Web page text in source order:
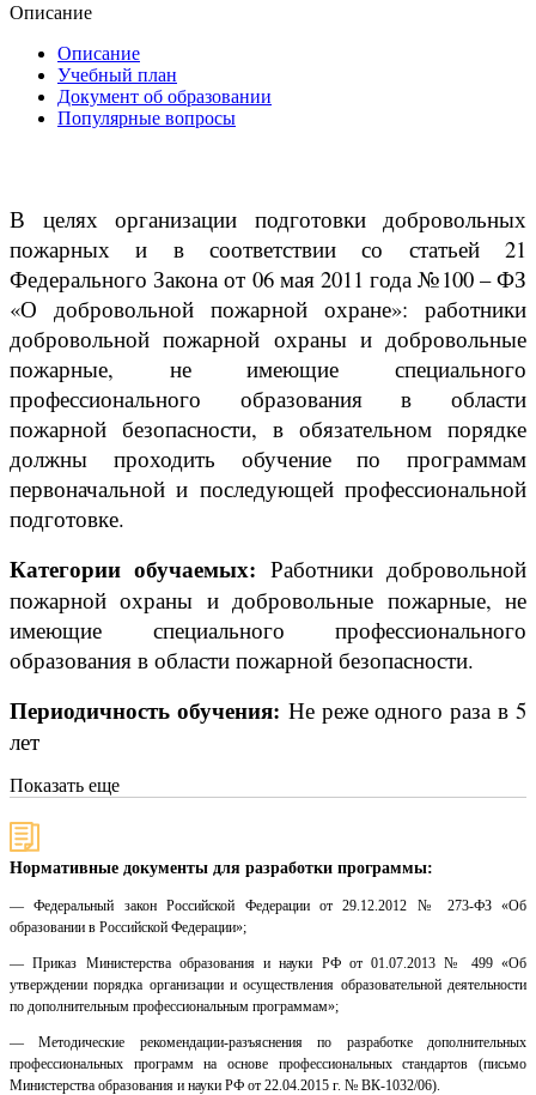
Описание
Описание
Учебный план
Документ об образовании
Популярные вопросы
В целях организации подготовки добровольных
пожарных и в соответствии со статьей 21
Федерального Закона от 06 мая 2011 года №100 – ФЗ
«О добровольной пожарной охране»: работники
добровольной пожарной охраны и добровольные
пожарные, не имеющие специального
профессионального образования в области
пожарной безопасности, в обязательном порядке
должны проходить обучение по программам
первоначальной и последующей профессиональной
подготовке.
Категории обучаемых: Работники добровольной
пожарной охраны и добровольные пожарные, не
имеющие специального профессионального
образования в области пожарной безопасности.
Периодичность обучения: Не реже одного раза в 5
лет
Показать еще
Нормативные документы для разработки программы:
— Федеральный закон Российской Федерации от 29.12.2012 № 273-ФЗ «Об
образовании в Российской Федерации»;
— Приказ Министерства образования и науки РФ от 01.07.2013 № 499 «Об
утверждении порядка организации и осуществления образовательной деятельности
по дополнительным профессиональным программам»;
— Методические рекомендации-разъяснения по разработке дополнительных
профессиональных программ на основе профессиональных стандартов (письмо
Министерства образования и науки РФ от 22.04.2015 г. № ВК-1032/06).